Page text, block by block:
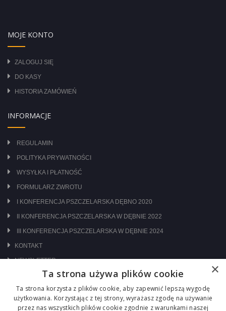
MOJE KONTO
ZALOGUJ SIĘ
DO KASY
HISTORIA ZAMÓWIEŃ
INFORMACJE
REGULAMIN
POLITYKA PRYWATNOŚCI
WYSYŁKA I PŁATNOŚĆ
FORMULARZ ZWROTU
I KONFERENCJA PSZCZELARSKA DĘBNO 2020
II KONFERENCJA PSZCZELARSKA W DĘBNIE 2022
III KONFERENCJA PSZCZELARSKA W DĘBNIE 2024
KONTAKT
NEWSLETTER
ODWIEDŹ NAS NA:
×
Ta strona używa plików cookie
Ta strona korzysta z plików cookie, aby zapewnić lepszą wygodę
użytkowania. Korzystając z tej strony, wyrażasz zgodę na używanie
przez nas wszystkich plików cookie zgodnie z warunkami naszej